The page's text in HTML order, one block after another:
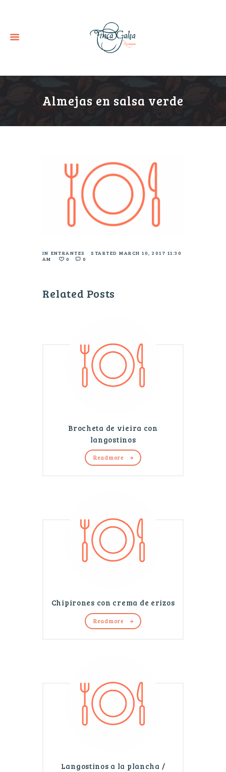
Almejas en salsa verde
IN ENTRANTES STARTEDMARCH 10, 2017 11:30
AM
0 0
Related Posts
Brocheta de vieira con
langostinos
Read more
Chipirones con crema de erizos
Read more
Langostinos a la plancha /